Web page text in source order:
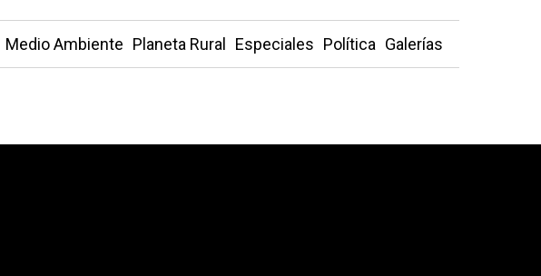
Medio Ambiente Planeta Rural Especiales Política Galerías